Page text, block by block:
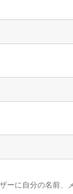
ーに自分の名前、